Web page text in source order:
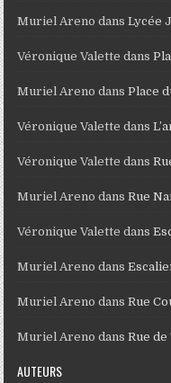
Muriel Areno dansLycée
Véronique Valette dans
Muriel Areno dansPlace
Véronique Valette dans
Véronique Valette dans
Muriel Areno dansRue
Véronique Valette dans
Muriel Areno dans
Muriel Areno dansRue
Muriel Areno dansRue
AUTEURS